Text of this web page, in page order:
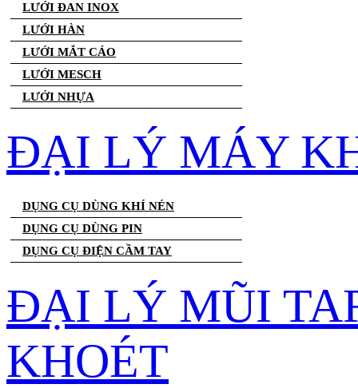
LƯỚI ĐAN INOX
LƯỚI HÀN
LƯỚI MẮT CÁO
LƯỚI MESCH
LƯỚI NHỰA
ĐẠI LÝ MÁY
DỤNG CỤ DÙNG KHÍ NÉN
DỤNG CỤ DÙNG PIN
DỤNG CỤ ĐIỆN CẦM TAY
ĐẠI LÝ MŨI
KHOÉT